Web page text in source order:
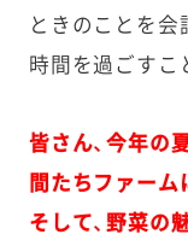
ときのことを会
時間を過ごすこ
皆さん、今年の
間たちファーム
そして、野菜の